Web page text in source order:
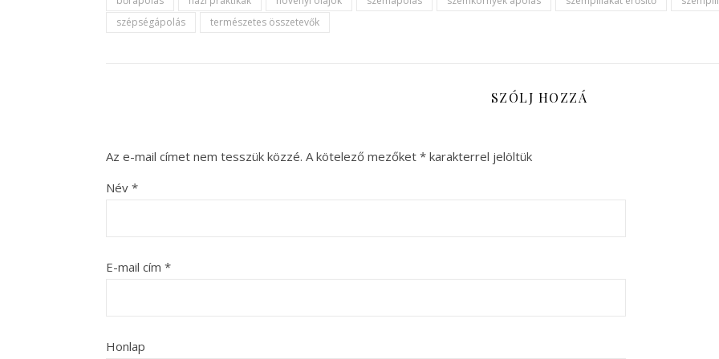
szépségápolás
természetes összetevők
SZÓLJ HOZZÁ
Az e-mail címet nem tesszük közzé. A kötelező mezőket * karakterrel jelöltük
Név *
E-mail cím *
Honlap